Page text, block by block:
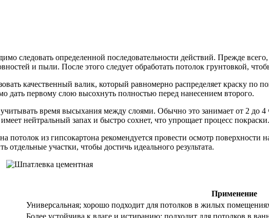
следовать определенной последовательности действий. Прежде
и пыли. После этого следует обработать потолок грунтовкой,
качественный валик, который равномерно распределяет краску по
дать первому слою высохнуть полностью перед нанесением второго.
время высыхания между слоями. Обычно это занимает от 2 до
нейтральный запах и быстро сохнет, что упрощает процесс покраски.
потолок из гипсокартона рекомендуется провести осмотр
участки, чтобы достичь идеального результата.
Применение
Универсальная; хорошо подходит для потолков в жилых
Более устойчива к влаге и истиранию; подходит для потолков в